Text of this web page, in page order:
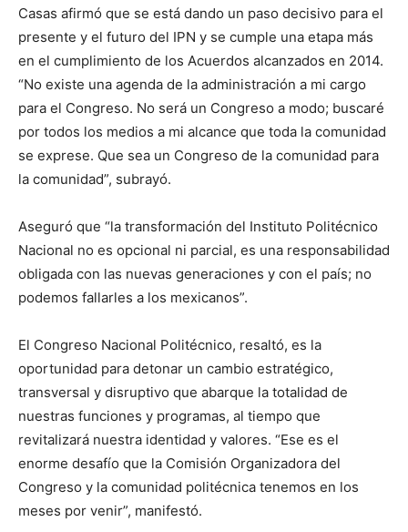
Casas afirmó que se está dando un paso decisivo para el
presente y el futuro del IPN y se cumple una etapa más
en el cumplimiento de los Acuerdos alcanzados en 2014.
“No existe una agenda de la administración a mi cargo
para el Congreso. No será un Congreso a modo; buscaré
por todos los medios a mi alcance que toda la comunidad
se exprese. Que sea un Congreso de la comunidad para
la comunidad”, subrayó.
Aseguró que “la transformación del Instituto Politécnico
Nacional no es opcional ni parcial, es una responsabilidad
obligada con las nuevas generaciones y con el país; no
podemos fallarles a los mexicanos”.
El Congreso Nacional Politécnico, resaltó, es la
oportunidad para detonar un cambio estratégico,
transversal y disruptivo que abarque la totalidad de
nuestras funciones y programas, al tiempo que
revitalizará nuestra identidad y valores. “Ese es el
enorme desafío que la Comisión Organizadora del
Congreso y la comunidad politécnica tenemos en los
meses por venir”, manifestó.